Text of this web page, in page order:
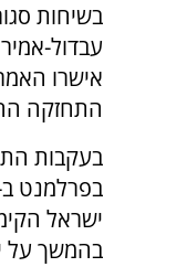
בשיחות
עבדול-
אישרו
התחזקה
בעקבות
ישראל
בהמשך על